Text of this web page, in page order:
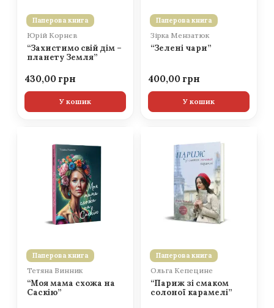
Паперова книга
Юрій Корнєв
“Захистимо свій дім –
планету Земля”
430,00
У кошик
Паперова книга
Зірка Мензатюк
“Зелені чари”
400,00
У кошик
Паперова книга
Тетяна Винник
“Моя мама схожа на
Саскію”
Паперова книга
Ольга Кепецине
“Париж зі смаком
солоної карамелі”